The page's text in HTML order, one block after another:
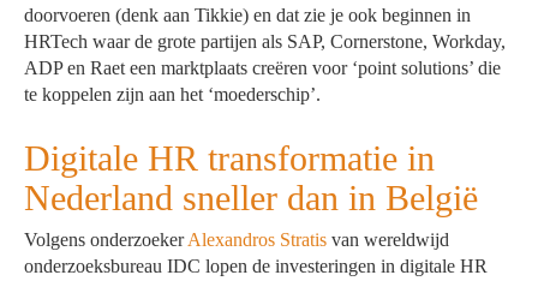
doorvoeren (denk aan Tikkie) en dat zie je ook beginnen in
HRTech waar de grote partijen als SAP, Cornerstone, Workday,
ADP en Raet een marktplaats creëren voor ‘point solutions’ die
te koppelen zijn aan het ‘moederschip’.
Digitale HR transformatie in
Nederland sneller dan in België
Volgens onderzoekerAlexandros Stratis van wereldwijd
onderzoeksbureau IDC lopen de investeringen in digitale HR